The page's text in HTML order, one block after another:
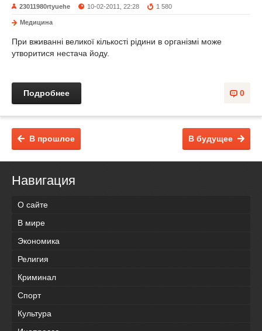
23011980rtyuehe 10-02-2011, 22:28 1 580
Медицина
При вживанні великої кількості рідини в організмі може
утворитися нестача йоду.
0
Подробнее
В будущее
В прошлое
Навигация
О сайте
В мире
Экономика
Религия
Криминал
Спорт
Культура